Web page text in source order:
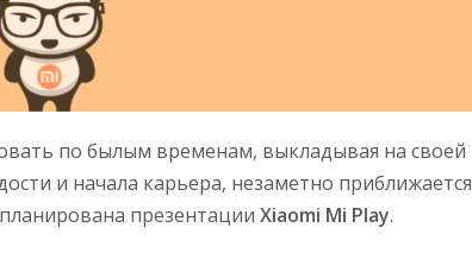
по былым временам, выкладывая на своей
и начала карьера, незаметно приближается
презентации Xiaomi Mi Play.